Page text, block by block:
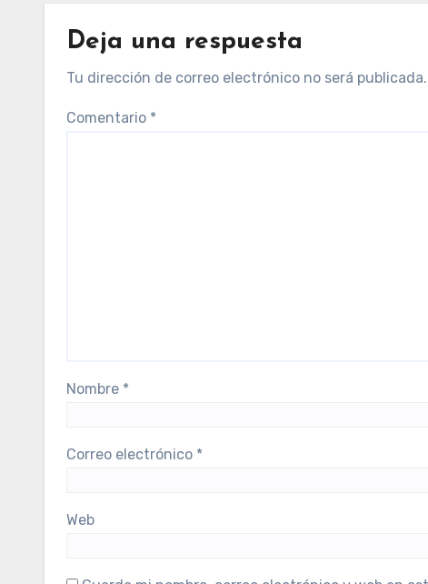
Deja una respuesta
Tu dirección de correo electrónico no será publicada.
Comentario *
Nombre *
Correo electrónico *
Web